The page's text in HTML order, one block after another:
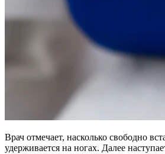
Врач отмечает, насколько свободно
удерживается на ногах. Далее